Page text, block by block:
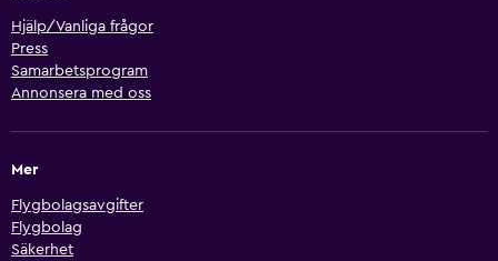
Hjälp/Vanliga frågor
Press
Samarbetsprogram
Annonsera med oss
Mer
Flygbolagsavgifter
Flygbolag
Säkerhet